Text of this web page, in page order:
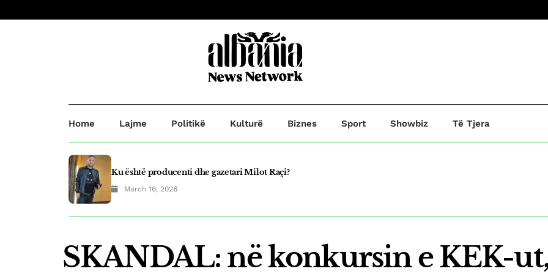
Home Lajme Politikë Kulturë Biznes Sport Showbiz Të Tjera
Ku është producenti dhe gazetari Milot Raçi?
March 16, 2026
Fluidi shpallet top eksportuesi i vitit në Kosovë
SKANDAL: në konkursin e KEK-